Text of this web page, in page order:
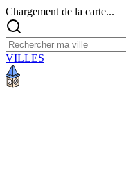
Chargement de la carte...
VILLES